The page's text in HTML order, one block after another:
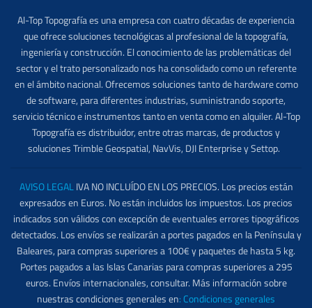
Al-Top Topografía es una empresa con cuatro décadas de experiencia
que ofrece soluciones tecnológicas al profesional de la topografía,
ingeniería y construcción. El conocimiento de las problemáticas del
sector y el trato personalizado nos ha consolidado como un referente
en el ámbito nacional. Ofrecemos soluciones tanto de hardware como
de software, para diferentes industrias, suministrando soporte,
servicio técnico e instrumentos tanto en venta como en alquiler. Al-Top
Topografía es distribuidor, entre otras marcas, de productos y
soluciones Trimble Geospatial, NavVis, DJI Enterprise y Settop.
AVISO LEGALIVA NO INCLUÍDO EN LOS PRECIOS. Los precios están
expresados en Euros. No están incluidos los impuestos. Los precios
indicados son válidos con excepción de eventuales errores tipográficos
detectados. Los envíos se realizarán a portes pagados en la Península y
Baleares, para compras superiores a 100€ y paquetes de hasta 5 kg.
Portes pagados a las Islas Canarias para compras superiores a 295
euros. Envíos internacionales, consultar. Más información sobre
nuestras condiciones generales en: Condiciones generales